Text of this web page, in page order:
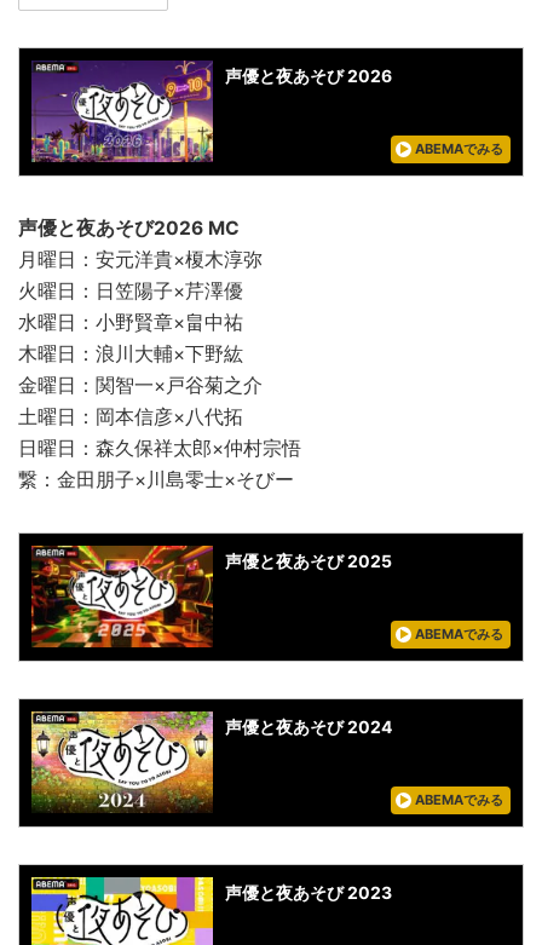
声優と夜あそび 2026
ABEMAでみる
声優と夜あそび2026 MC
月曜日：安元洋貴×榎木淳弥
火曜日：日笠陽子×芹澤優
水曜日：小野賢章×畠中祐
木曜日：浪川大輔×下野紘
金曜日：関智一×戸谷菊之介
土曜日：岡本信彦×八代拓
日曜日：森久保祥太郎×仲村宗悟
繋：金田朋子×川島零士×そびー
声優と夜あそび 2025
ABEMAでみる
声優と夜あそび 2024
ABEMAでみる
声優と夜あそび 2023